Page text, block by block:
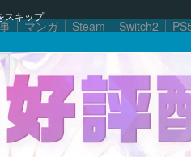
スキップ
マンガ Steam Switch2